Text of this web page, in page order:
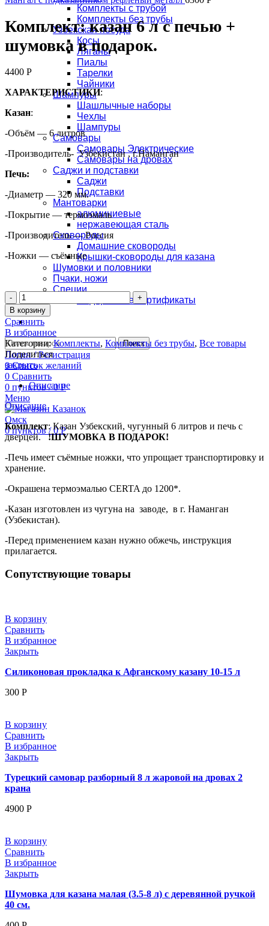
Комплекты с трубой
Комплекты без трубы
Узбекская посуда
Косы
Ляганы
Пиалы
Тарелки
Чайники
Шампуры
Шашлычные наборы
Чехлы
Шампуры
Самовары
Самовары Электрические
Самовары на дровах
Саджи и подставки
Саджи
Подставки
Мантоварки
алюминиевые
нержавеющая сталь
Сковороды
Домашние сковороды
Крышки-сковороды для казана
Шумовки и половники
Пчаки, ножи
Специи
Подарочные сертификаты
Оплата и доставка
Контакты
Поиск
Логин / Регистрация
0Список желаний
0 Сравнить
0 пунктов / 0Р
Меню
0пунктов / 0Р
Комплект: казан 6 л с печью +
шумовка в подарок.
4400 Р
ХАРАКТЕРИСТИКИ:
Казан:
-Объём — 6 литров
-Производитель- Узбекистан , г.Наманган
Печь:
-Диаметр — 320 мм.
-Покрытие — термоэмаль
-Производитель — Россия
-Ножки — съёмные
Количество
Комплект:
казан
6
л
с
печью
+
шумовка
в
подарок.
В корзину
Сравнить
В избранное
Категории:Комплекты, Комплекты без трубы, Все товары
Поделиться
закрыть
Описание
Описание
Комплект: Казан Узбекский, чугунный 6 литров и печь с
дверцей.!ШУМОВКА В ПОДАРОК!
-Печь имеет съёмные ножки, что упрощает транспортировку и
хранение.
-Окрашена термоэмалью CERTA до 1200*.
-Казан изготовлен из чугуна на заводе, в г. Наманган
(Узбекистан).
-Перед применением казан нужно обжечь, инструкция
прилагается.
Сопутствующие товары
В корзину
Сравнить
В избранное
Закрыть
Силиконовая прокладка к Афганскому казану 10-15 л
300 Р
В корзину
Сравнить
В избранное
Закрыть
Турецкий самовар разборный 8 л жаровой на дровах 2
крана
4900 Р
В корзину
Сравнить
В избранное
Закрыть
Шумовка для казана малая (3.5-8 л) с деревянной ручкой
40 см.